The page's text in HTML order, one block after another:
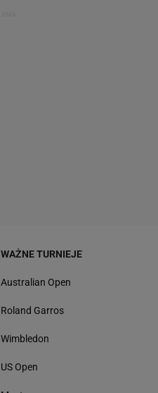
WAŻNE TURNIEJE
Australian Open
Roland Garros
Wimbledon
US Open